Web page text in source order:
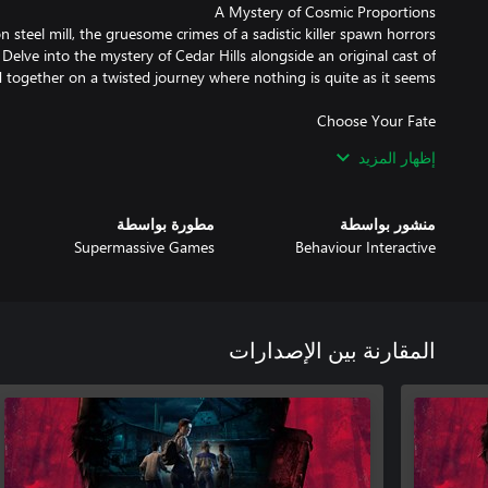
steel mill, the gruesome crimes of a sadistic killer spawn horrors
into the mystery of Cedar Hills alongside an original cast of
and high-stakes horror, discover how a simple decision can
the unknown, and glee in the grotesque, Supermassive Games’
at the wider world of Dead by Daylight, Behaviour Interactive’s
Filled with spine-chilling twists, this dark original tale is certain
entitlements to both The Casting of Frank Stone and Dead by
Daylight is required to claim rewards.
إظهار المزيد
منشور بواسطة
Behaviour Interactive
مطورة بواسطة
Supermassive Games
المقارنة بين الإصدارات